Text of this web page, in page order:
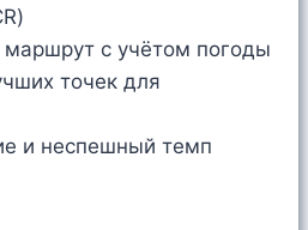
с учётом погоды
точек для
и неспешный темп